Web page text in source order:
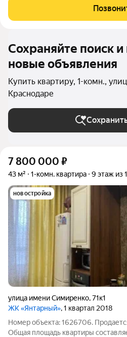
проживания. О ДОМЕ: Жилой
адресу: улица - Район ФМР,
Сохраняйте поиск и
новые объявления
Купить квартиру, 1-комн.,
Краснодаре
7 800 000 ₽
43 м² 1-комн. квартира 9 этаж из
новостройка
улица имени Симиренко,71к1
ЖК «Янтарный», 1 квартал 2018
Номер объекта: 1626706.
Общая площадь квартиры